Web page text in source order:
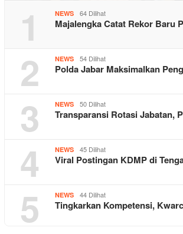
1 NEWS 64 Dilihat
Majalengka Catat Rekor Baru
2 NEWS 54 Dilihat
Polda Jabar Maksimalkan
3 NEWS 50 Dilihat
Transparansi Rotasi Jabatan,
4 NEWS 45 Dilihat
Viral Postingan KDMP di
5 NEWS 44 Dilihat
Tingkarkan Kompetensi,